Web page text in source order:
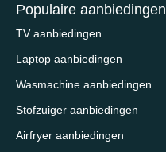
Populaire aanbiedingen
TV aanbiedingen
Laptop aanbiedingen
Wasmachine aanbiedingen
Stofzuiger aanbiedingen
Airfryer aanbiedingen